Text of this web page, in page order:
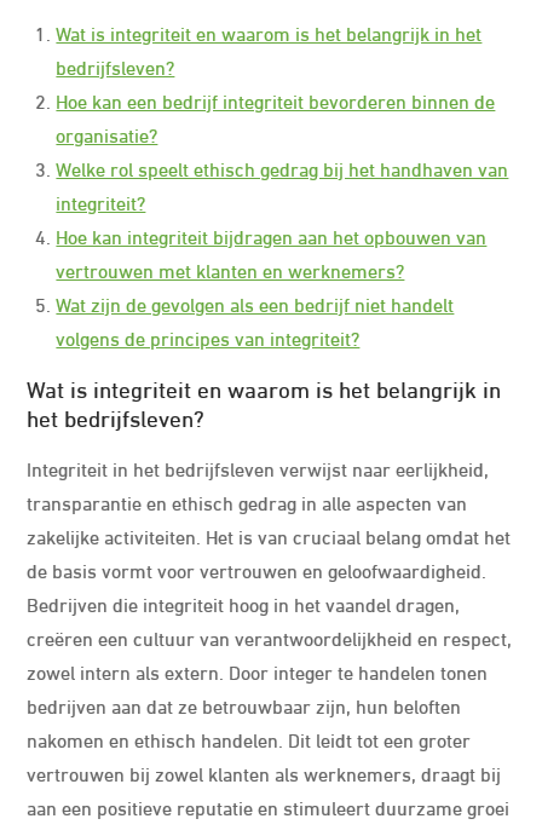
Wat is integriteit en waarom is het belangrijk in het
bedrijfsleven?
Hoe kan een bedrijf integriteit bevorderen binnen de
organisatie?
Welke rol speelt ethisch gedrag bij het handhaven van
integriteit?
Hoe kan integriteit bijdragen aan het opbouwen van
vertrouwen met klanten en werknemers?
Wat zijn de gevolgen als een bedrijf niet handelt
volgens de principes van integriteit?
Wat is integriteit en waarom is het belangrijk in
het bedrijfsleven?
Integriteit in het bedrijfsleven verwijst naar eerlijkheid,
transparantie en ethisch gedrag in alle aspecten van
zakelijke activiteiten. Het is van cruciaal belang omdat het
de basis vormt voor vertrouwen en geloofwaardigheid.
Bedrijven die integriteit hoog in het vaandel dragen,
creëren een cultuur van verantwoordelijkheid en respect,
zowel intern als extern. Door integer te handelen tonen
bedrijven aan dat ze betrouwbaar zijn, hun beloften
nakomen en ethisch handelen. Dit leidt tot een groter
vertrouwen bij zowel klanten als werknemers, draagt bij
aan een positieve reputatie en stimuleert duurzame groei